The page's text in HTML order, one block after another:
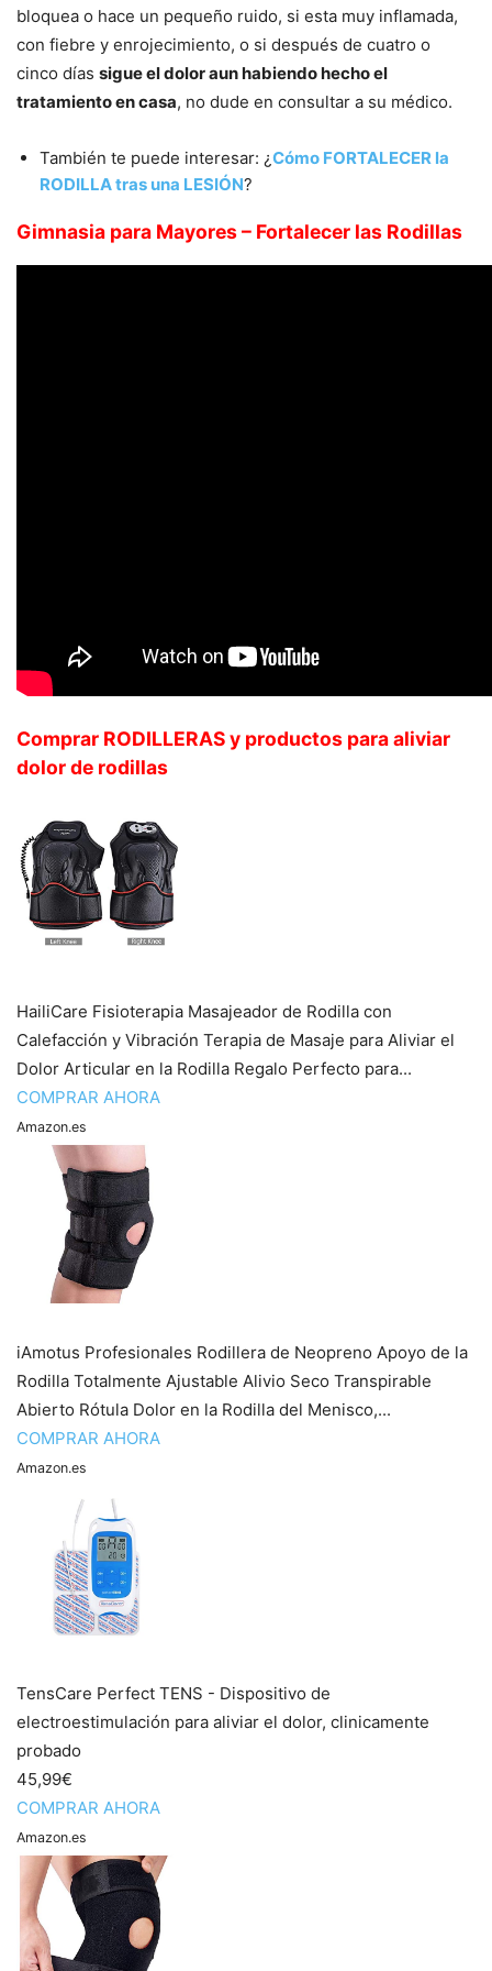
bloquea o hace un pequeño ruido, si esta muy inflamada,
con fiebre y enrojecimiento, o si después de cuatro o
cinco dí­as sigue el dolor aun habiendo hecho el
tratamiento en casa, no dude en consultar a su médico.
También te puede interesar: ¿Cómo FORTALECER la
RODILLA tras una LESIÓN?
Gimnasia para Mayores – Fortalecer las Rodillas
Comprar RODILLERAS y productos para aliviar
dolor de rodillas
HailiCare Fisioterapia Masajeador de Rodilla con
Calefacción y Vibración Terapia de Masaje para Aliviar el
Dolor Articular en la Rodilla Regalo Perfecto para...
COMPRAR AHORA
Amazon.es
iAmotus Profesionales Rodillera de Neopreno Apoyo de la
Rodilla Totalmente Ajustable Alivio Seco Transpirable
Abierto Rótula Dolor en la Rodilla del Menisco,...
COMPRAR AHORA
Amazon.es
TensCare Perfect TENS - Dispositivo de
electroestimulación para aliviar el dolor, clinicamente
probado
45,99€
COMPRAR AHORA
Amazon.es